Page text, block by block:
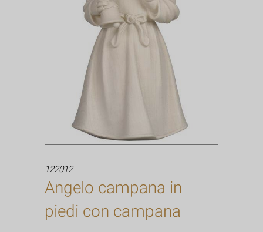
122012
Angelo campana in
piedi con campana